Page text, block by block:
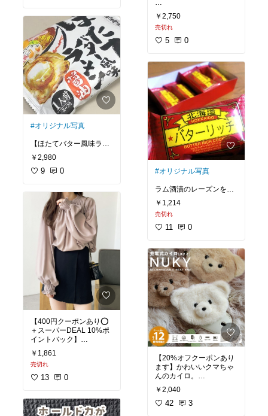
で掛けるだけなのは楽で
いいですね！
商品自体は薄いのです
が、あるとないとでは全
然違います。
思ったより良かったの
で、実家にも買おうか
な。
#防寒 #寒さ対策 #買って
よかったもの
#便利グッ
ズ
#オリジナル写真
【ほたてバター風味ラー
メン】
ほたてとバターの組み合
ペロリと食べちゃいまし
た。
北海道産小麦使用の生麺
をじっくり２日間熟成乾
燥していて、本来の風味
と強いコシを味わえるラ
ーメンです。
残ったスープにごはんを
入れて雑炊風にすると、
最後までほたてバターを
堪能できますよ✨
#北海道 #ラーメン #ほた
てバター #おうち時間充
実 #おうちごはん
飯の救世主
￥2,980
9 0
【400円クーポンあり⭕
＋スーパーDEAL 10%ポ
イントバック】
バルーンスリーブがかわ
いいブラウスです。
たりシルエットが体型カ
バーもしてくれます。
￥1,861
売切れ
13 0
#おすすめ本
￥2,750
売切れ
5 0
#オリジナル写真
ラム酒漬のレーズンをク
リームに混ぜ、クッキー
でサンドしているお菓子
です。
す。
レーズンがいいアクセン
トになっていますよ！
#ティータイム #おうちカ
フェ #我が家のお取り寄
せ #北海道
￥1,214
売切れ
11 0
【20%オフクーポンあり
ます】かわいいクマちゃ
んのカイロ。
モコモコなので、癒し効
果も抜群👌
￥2,040
42 3